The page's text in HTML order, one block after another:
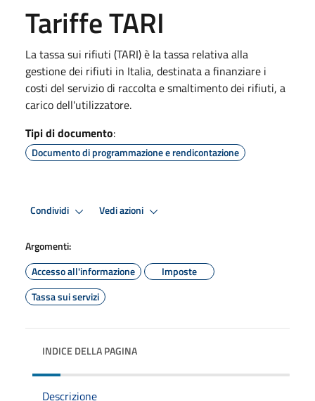
Tariffe TARI
La tassa sui rifiuti (TARI) è la tassa relativa alla
gestione dei rifiuti in Italia, destinata a finanziare i
costi del servizio di raccolta e smaltimento dei rifiuti, a
carico dell'utilizzatore.
Tipi di documento:
Documento di programmazione e rendicontazione
Condividi Vedi azioni
Argomenti:
Accesso all'informazione
Imposte
Tassa sui servizi
INDICE DELLA PAGINA
Descrizione